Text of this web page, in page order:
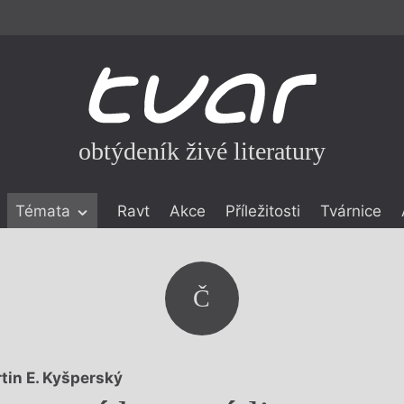
obtýdeník živé literatury
Témata Ravt Akce Příležitosti Tvárnice
Č
E. Kyšperský